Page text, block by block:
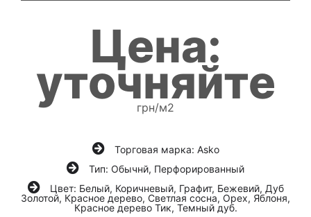
Цена:
уточняйте
грн/м2
Торговая марка: Asko
Тип: Обычнй, Перфорированный
Цвет: Белый, Коричневый, Графит, Бежевий, Дуб
Золотой, Красное дерево, Светлая сосна, Орех, Яблоня,
Красное дерево Тик, Темный дуб.